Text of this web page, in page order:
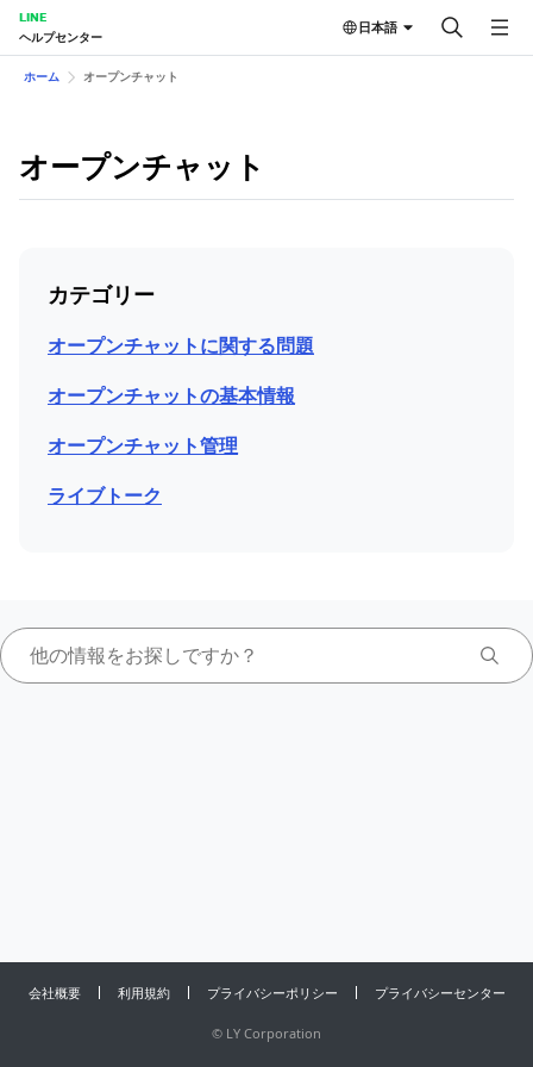
LINE
ヘルプセンター
日本語
ホーム オープンチャット
オープンチャット
カテゴリー
オープンチャットに関する問題
オープンチャットの基本情報
オープンチャット管理
ライブトーク
会社概要 利用規約 プライバシーポリシー プライバシーセンター
© LY Corporation